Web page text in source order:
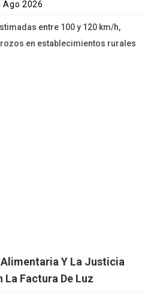
Ago 2026
entre 100 y 120 km/h,
en establecimientos rurales
Y La Justicia
La Factura De Luz